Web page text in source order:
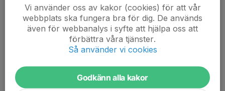
2010 P98 Söderåkra AIK
2010 F98 Hällaryd/Märserums IF
2010 F99 Kallinge SK
2010 P00 Saxemara IF
2010 F02 Alla utsedda till segrare
2010 P03 Alla utsedda till segrare
Vi använder oss av kakor (cookies) för att vår
webbplats ska fungera bra för dig. De används
även för webbanalys i syfte att hjälpa oss att
förbättra våra tjänster.
Så använder vi cookies
Godkänn alla kakor